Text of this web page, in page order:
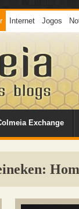
Internet Jogos
Exchange